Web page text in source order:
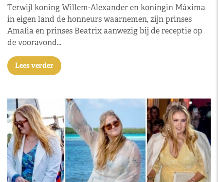
Terwijl koning Willem-Alexander en koningin Máxima
in eigen land de honneurs waarnemen, zijn prinses
Amalia en prinses Beatrix aanwezig bij de receptie op
de vooravond…
Lees verder